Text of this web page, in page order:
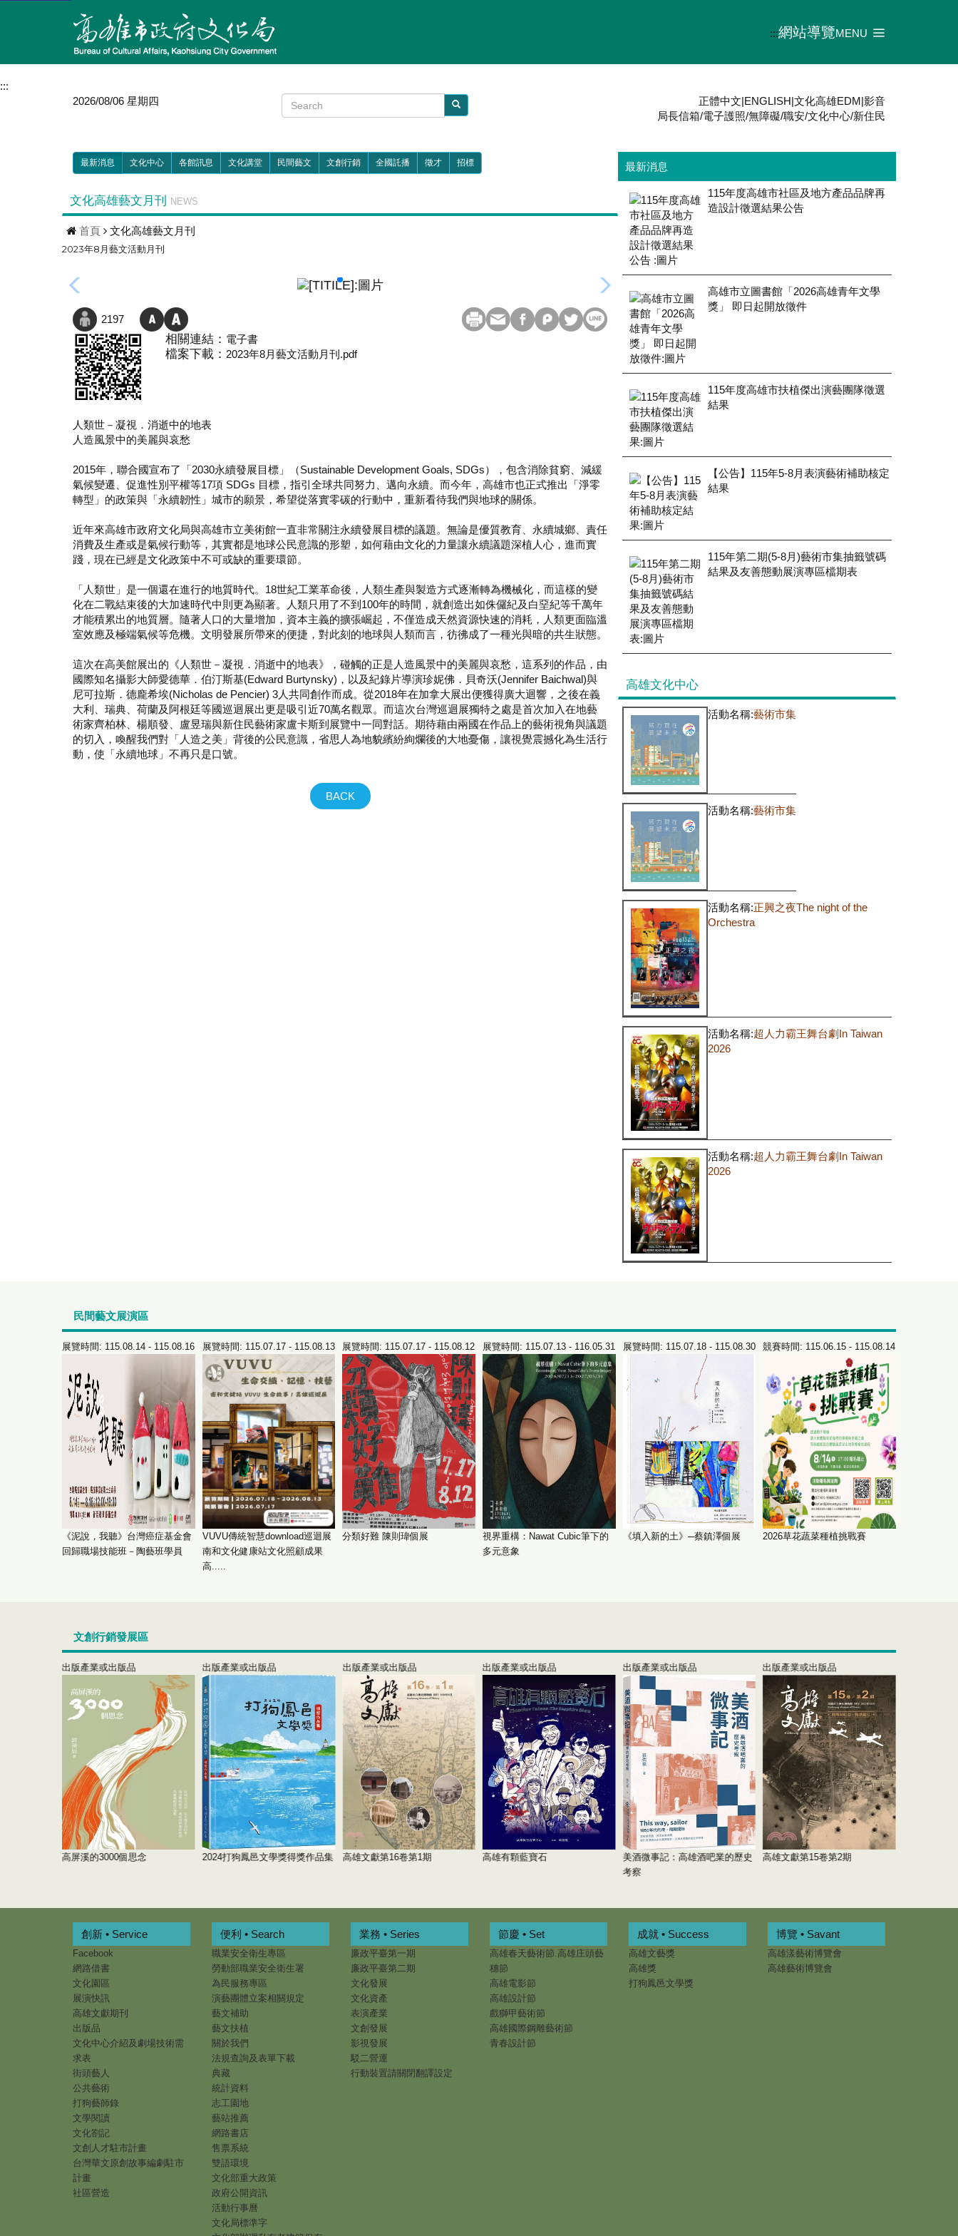
:::網站導覽MENU
:::
2026/08/06 星期四
正體中文|ENGLISH|文化高雄EDM|影音
局長信箱/電子護照/無障礙/職安/文化中心/新住民
最新消息 文化中心 各館訊息 文化講堂 民間藝文 文創行銷 全國託播 徵才 招標
文化高雄藝文月刊 NEWS
首頁 文化高雄藝文月刊
2023年8月藝文活動月刊
2197
相關連結： 電子書
檔案下載： 2023年8月藝文活動月刊.pdf
人類世－凝視．消逝中的地表
人造風景中的美麗與哀愁
2015年，聯合國宣布了「2030永續發展目標」（Sustainable Development Goals, SDGs），包含消除貧窮、減緩
氣候變遷、促進性別平權等17項 SDGs 目標，指引全球共同努力、邁向永續。而今年，高雄市也正式推出「淨零
轉型」的政策與「永續韌性」城市的願景，希望從落實零碳的行動中，重新看待我們與地球的關係。
近年來高雄市政府文化局與高雄市立美術館一直非常關注永續發展目標的議題。無論是優質教育、永續城鄉、責任
消費及生產或是氣候行動等，其實都是地球公民意識的形塑，如何藉由文化的力量讓永續議題深植人心，進而實
踐，現在已經是文化政策中不可或缺的重要環節。
「人類世」是一個還在進行的地質時代。18世紀工業革命後，人類生產與製造方式逐漸轉為機械化，而這樣的變
化在二戰結束後的大加速時代中則更為顯著。人類只用了不到100年的時間，就創造出如侏儸紀及白堊紀等千萬年
才能積累出的地質層。隨著人口的大量增加，資本主義的擴張崛起，不僅造成天然資源快速的消耗，人類更面臨溫
室效應及極端氣候等危機。文明發展所帶來的便捷，對此刻的地球與人類而言，彷彿成了一種光與暗的共生狀態。
這次在高美館展出的《人類世－凝視．消逝中的地表》，碰觸的正是人造風景中的美麗與哀愁，這系列的作品，由
國際知名攝影大師愛德華．伯汀斯基(Edward Burtynsky)，以及紀錄片導演珍妮佛．貝奇沃(Jennifer Baichwal)與
尼可拉斯．德龐希埃(Nicholas de Pencier) 3人共同創作而成。從2018年在加拿大展出便獲得廣大迴響，之後在義
大利、瑞典、荷蘭及阿根廷等國巡迴展出更是吸引近70萬名觀眾。而這次台灣巡迴展獨特之處是首次加入在地藝
術家齊柏林、楊順發、盧昱瑞與新住民藝術家盧卡斯到展覽中一同對話。期待藉由兩國在作品上的藝術視角與議題
的切入，喚醒我們對「人造之美」背後的公民意識，省思人為地貌繽紛絢爛後的大地憂傷，讓視覺震撼化為生活行
動，使「永續地球」不再只是口號。
BACK
最新消息
115年度高雄市社區及地方產品品牌再
造設計徵選結果公告
高雄市立圖書館「2026高雄青年文學
獎」 即日起開放徵件
115年度高雄市扶植傑出演藝團隊徵選
結果
【公告】115年5-8月表演藝術補助核定
結果
115年第二期(5-8月)藝術市集抽籤號碼
結果及友善態動展演專區檔期表
高雄文化中心
活動名稱:藝術市集
活動名稱:藝術市集
活動名稱:正興之夜The night of the
Orchestra
活動名稱:超人力霸王舞台劇In Taiwan
2026
活動名稱:超人力霸王舞台劇In Taiwan
2026
民間藝文展演區
展覽時間: 115.08.14 - 115.08.16
《泥說，我聽》台灣癌症基金會
回歸職場技能班－陶藝班學員
展覽時間: 115.07.17 - 115.08.13
VUVU傳統智慧download巡迴展
南和文化健康站文化照顧成果
高.....
展覽時間: 115.07.17 - 115.08.12
分類好難 陳則瑋個展
展覽時間: 115.07.13 - 116.05.31
視界重構：Nawat Cubic筆下的
多元意象
展覽時間: 115.07.18 - 115.08.30
《填入新的土》─蔡鎮澤個展
競賽時間: 115.06.15 - 115.08.14
2026草花蔬菜種植挑戰賽
文創行銷發展區
出版產業或出版品
高屏溪的3000個思念
出版產業或出版品
2024打狗鳳邑文學獎得獎作品集
出版產業或出版品
高雄文獻第16卷第1期
出版產業或出版品
高雄有顆藍寶石
出版產業或出版品
美酒微事記：高雄酒吧業的歷史
考察
出版產業或出版品
高雄文獻第15卷第2期
創新 • Service
Facebook
網路借書
文化園區
展演快訊
高雄文獻期刊
出版品
文化中心介紹及劇場技術需
求表
街頭藝人
公共藝術
打狗藝師錄
文學閱讀
文化劄記
文創人才駐市計畫
台灣華文原創故事編劇駐市
計畫
社區營造
便利 • Search
職業安全衛生專區
勞動部職業安全衛生署
為民服務專區
演藝團體立案相關規定
藝文補助
藝文扶植
關於我們
法規查詢及表單下載
典藏
統計資料
志工園地
藝站推薦
網路書店
售票系統
雙語環境
文化部重大政策
政府公開資訊
活動行事曆
文化局標準字
業務 • Series
廉政平臺第一期
廉政平臺第二期
文化發展
文化資產
表演產業
文創發展
影視發展
駁二營運
行動裝置請關閉翻譯設定
節慶 • Set
高雄春天藝術節.高雄庄頭藝
穗節
高雄電影節
高雄設計節
戲獅甲藝術節
高雄國際鋼雕藝術節
青春設計節
成就 • Success
高雄文藝獎
高雄獎
打狗鳳邑文學獎
博覽 • Savant
高雄漾藝術博覽會
高雄藝術博覽會